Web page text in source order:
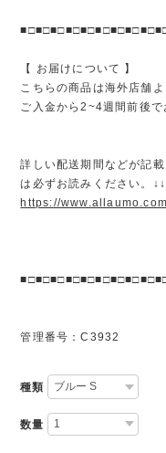
【 お届けについて 】
こちらの商品は海外店舗
ご入金から2~4週間前後で
詳しい配送期間などが記
は必ずお読みください。
https://
管理番号：C3932
種類
数量